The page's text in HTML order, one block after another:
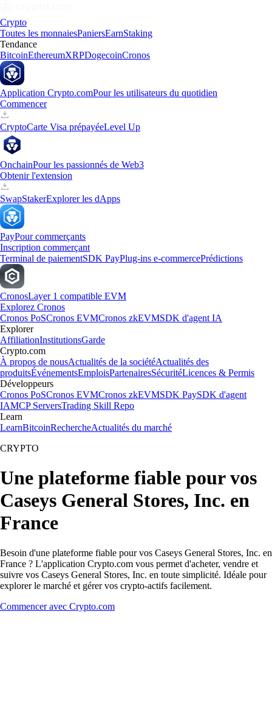
Crypto
Toutes les monnaiesPaniersEarnStaking
Tendance
BitcoinEthereumXRPDogecoinCronos
Application Crypto.comPour les utilisateurs du quotidien
Commencer
CryptoCarte Visa prépayéeLevel Up
OnchainPour les passionnés de Web3
Obtenir l'extension
SwapStakerExplorer les dApps
PayPour commerçants
Inscription commerçant
Terminal de paiementSDK PayPlug-ins e-commercePrédictions
CronosLayer 1 compatible EVM
Explorez Cronos
Cronos PoSCronos EVMCronos zkEVMSDK d'agent IA
Explorer
AffiliationInstitutionsGarde
Crypto.com
À propos de nousActualités de la sociétéActualités des
produitsÉvénementsEmploisPartenairesSécuritéLicences & Permis
Développeurs
Cronos PoSCronos EVMCronos zkEVMSDK PaySDK d'agent
IAMCP ServersTrading Skill Repo
Learn
LearnBitcoinRechercheActualités du marché
CRYPTO
Une plateforme fiable pour vos
Caseys General Stores, Inc. en
France
Besoin d'une plateforme fiable pour vos Caseys General Stores, Inc. en
France ? L'application Crypto.com vous permet d'acheter, vendre et
suivre vos Caseys General Stores, Inc. en toute simplicité. Idéale pour
explorer le marché et gérer vos crypto-actifs facilement.
Commencer avec Crypto.com